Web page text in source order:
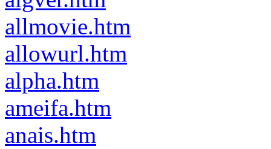
allmovie.htm
allowurl.htm
alpha.htm
ameifa.htm
anais.htm